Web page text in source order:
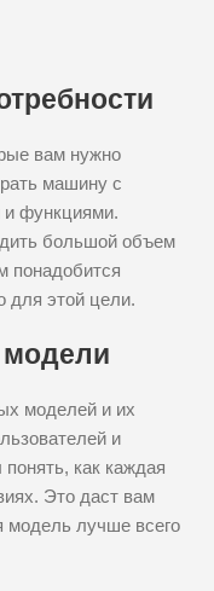
вам нужно
машину с
и функциями.
большой объем
понадобится
для этой цели.
моделей и их
и
как каждая
Это даст вам
модель лучше всего